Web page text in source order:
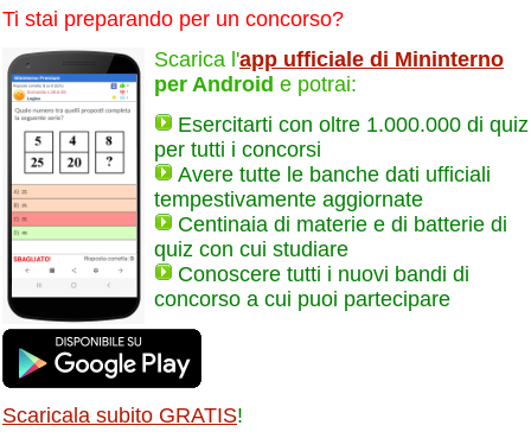
Ti stai preparando per un concorso?
Scarica l'app ufficiale di Mininterno
per Android e potrai:
Esercitarti con oltre 1.000.000 di quiz
per tutti i concorsi
Avere tutte le banche dati ufficiali
tempestivamente aggiornate
Centinaia di materie e di batterie di
quiz con cui studiare
Conoscere tutti i nuovi bandi di
concorso a cui puoi partecipare
Scaricala subito GRATIS!